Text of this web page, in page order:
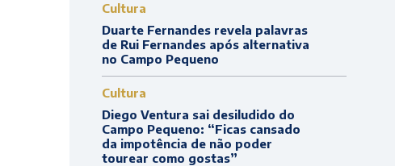
Cultura
Duarte Fernandes revela palavras
de Rui Fernandes após alternativa
no Campo Pequeno
Cultura
Diego Ventura sai desiludido do
Campo Pequeno: “Ficas cansado
da impotência de não poder
tourear como gostas”